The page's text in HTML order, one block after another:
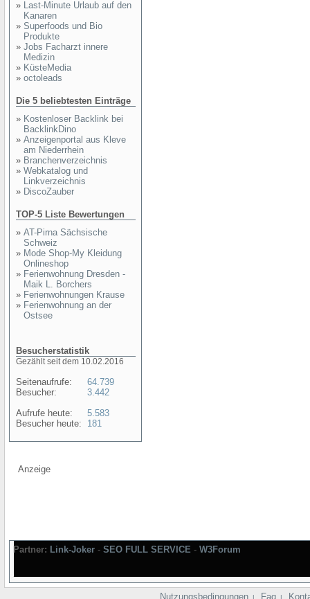
» Last-Minute Urlaub auf den
Kanaren
» Superfoods und Bio
Produkte
» Jobs Facharzt innere
Medizin
» KüsteMedia
» octoleads
Die 5 beliebtesten Einträge
» Kostenloser Backlink bei
BacklinkDino
» Anzeigenportal aus Kleve
am Niederrhein
» Branchenverzeichnis
» Webkatalog und
Linkverzeichnis
» DiscoZauber
TOP-5 Liste Bewertungen
» AT-Pirna Sächsische
Schweiz
» Mode Shop-My Kleidung
Onlineshop
» Ferienwohnung Dresden -
Maik L. Borchers
» Ferienwohnungen Krause
» Ferienwohnung an der
Ostsee
Besucherstatistik
Gezählt seit dem 10.02.2016
Seitenaufrufe:
Besucher:
Aufrufe heute:
Besucher heute:
64.739
3.442
5.583
181
Anzeige
Partner: Link-Joker - SEO FULL SERVICE - W3Forum
Nutzungsbedingungen | Faq |